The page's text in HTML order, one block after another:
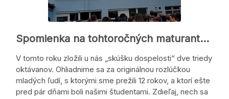
Spomienka na tohtoročných maturantov (video)
V tomto roku zložili u nás „skúšku dospelosti“ dve triedy
oktávanov. Ohliadnime sa za originálnou rozlúčkou
mladých ľudí, s ktorými sme prežili 12 rokov, a ktorí ešte
pred pár dňami boli našimi študentami. Zdieľaj, nech sa